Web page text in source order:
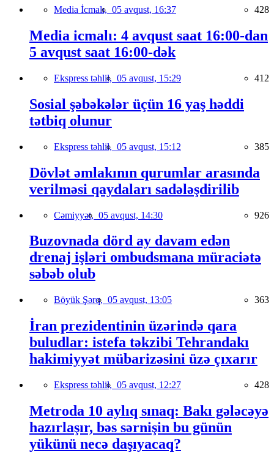
Media İcmalı, 05 avqust, 16:37 428
Media icmalı: 4 avqust saat 16:00-dan
5 avqust saat 16:00-dək
Ekspress təhlil, 05 avqust, 15:29 412
Sosial şəbəkələr üçün 16 yaş həddi
tətbiq olunur
Ekspress təhlil, 05 avqust, 15:12 385
Dövlət əmlakının qurumlar arasında
verilməsi qaydaları sadələşdirilib
Cəmiyyət, 05 avqust, 14:30 926
Buzovnada dörd ay davam edən
drenaj işləri ombudsmana müraciətə
səbəb olub
Böyük Şərq, 05 avqust, 13:05 363
İran prezidentinin üzərində qara
buludlar: istefa təkzibi Tehrandakı
hakimiyyət mübarizəsini üzə çıxarır
Ekspress təhlil, 05 avqust, 12:27 428
Metroda 10 aylıq sınaq: Bakı gələcəyə
hazırlaşır, bəs sərnişin bu günün
yükünü necə daşıyacaq?